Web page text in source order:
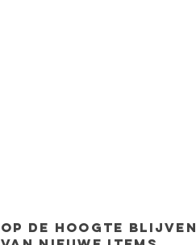
op de hoogte blijven